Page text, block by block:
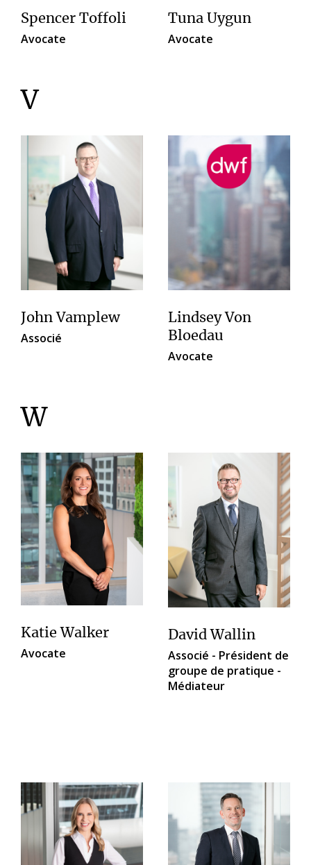
Spencer Toffoli
Avocate
Tuna Uygun
Avocate
V
John Vamplew
Associé
Lindsey Von
Bloedau
Avocate
W
Katie Walker
Avocate
David Wallin
Associé - Président de
groupe de pratique -
Médiateur